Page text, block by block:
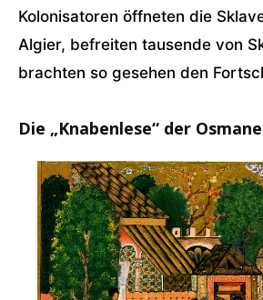
Kolonisatoren öffneten die
Algier, befreiten tausende von
brachten so gesehen den
Die „Knabenlese“ der